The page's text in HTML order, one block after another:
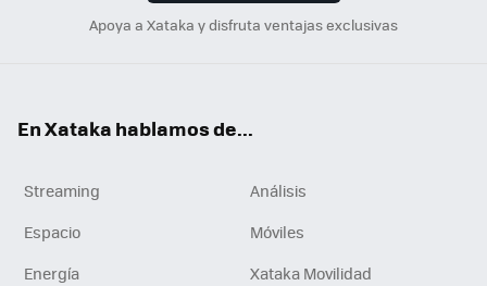
Apoya a Xataka y disfruta ventajas exclusivas
En Xataka hablamos de...
Streaming
Análisis
Espacio
Móviles
Energía
Xataka Movilidad